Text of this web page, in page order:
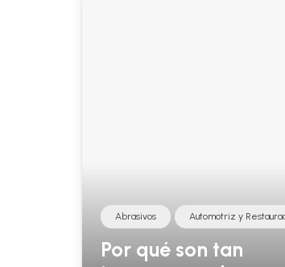
Abrasivos Automotriz y
Por qué son tan